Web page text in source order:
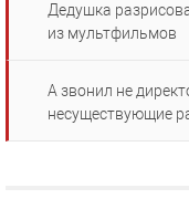
Дедушка
из мультфильмов
А звонил не
несуществующие